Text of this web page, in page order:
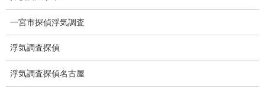
ストーカー関連調査料金
所在調査 家出調査料金
猫の捜索調査料金
一宮市探偵浮気調査
浮気調査探偵
浮気調査探偵名古屋